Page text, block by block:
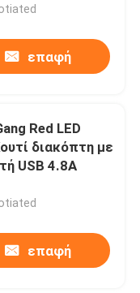
επαφή
Red LED
διακόπτη με
USB 4.8A
επαφή